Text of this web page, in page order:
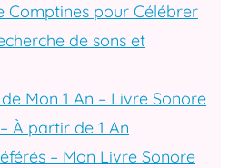
Comptines pour Célébrer
de sons et
Mon 1 An – Livre Sonore
À partir de 1 An
– Mon Livre Sonore